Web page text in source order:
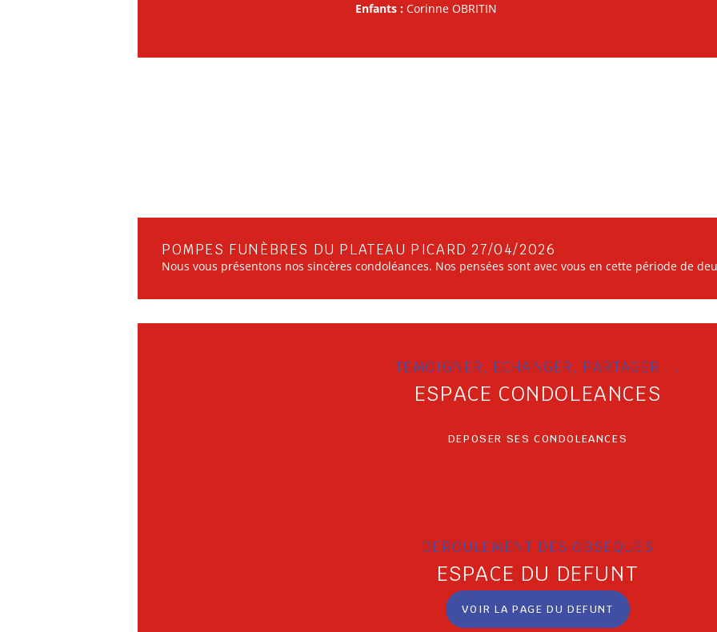
Enfants : Corinne OBRITIN
POMPES FUNÈBRES DU PLATEAU PICARD 27/04/2026
Nous vous présentons nos sincères condoléances. Nos pensées sont avec vous en cette période de
TEMOIGNER, ECHANGER, PARTAGER ...
ESPACE CONDOLEANCES
DEPOSER SES CONDOLEANCES
DEROULEMENT DES OBSEQUES
ESPACE DU DEFUNT
VOIR LA PAGE DU DEFUNT